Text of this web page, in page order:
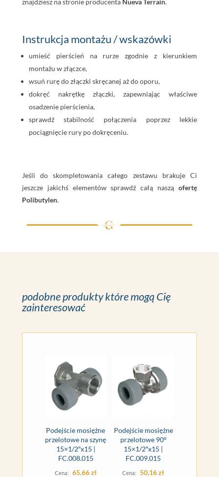
znajdziesz na stronie producenta Nueva Terrain.
Instrukcja montażu / wskazówki
umieść pierścień na rurze zgodnie z kierunkiem
montażu w złączce,
wsuń rurę do złączki skręcanej aż do oporu,
dokręć nakrętkę złączki, zapewniając właściwe
osadzenie pierścienia,
sprawdź stabilność połączenia poprzez lekkie
pociągnięcie rury po dokręceniu.
Jeśli do skompletowania całego zestawu brakuje Ci
jeszcze jakichś elementów sprawdź całą nasząofertę
Polibutylen.
podobne produkty które mogą Cię
zainteresować
Podejście mosiężne
przelotowe na szynę
15×1/2″x15 |
FC.008.015
65,66zł
Podejście mosiężne
przelotowe 90°
15×1/2″x15 |
FC.009.015
50,16zł